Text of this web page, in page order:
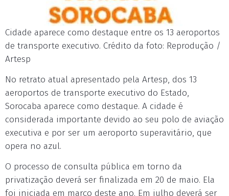
Cidade aparece como destaque entre os 13 aeroportos
de transporte executivo. Crédito da foto: Reprodução /
Artesp
No retrato atual apresentado pela Artesp, dos 13
aeroportos de transporte executivo do Estado,
Sorocaba aparece como destaque. A cidade é
considerada importante devido ao seu polo de aviação
executiva e por ser um aeroporto superavitário, que
opera no azul.
O processo de consulta pública em torno da
privatização deverá ser finalizada em 20 de maio. Ela
foi iniciada em março deste ano. Em julho deverá ser